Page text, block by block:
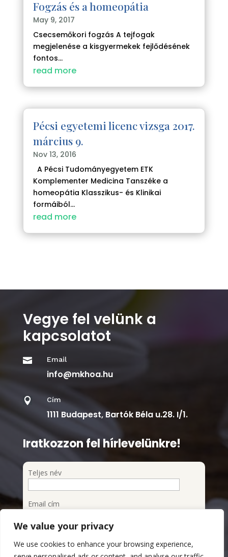
We value your privacy
We use cookies to enhance your browsing experience,
Fogzás és a homeopátia
May 9, 2017
Csecsemőkori fogzás A tejfogak
megjelenése a kisgyermekek fejlődésének
fontos...
read more
Pécsi egyetemi licenc vizsga 2017.
március 9.
Nov 13, 2016
A Pécsi Tudományegyetem ETK
Komplementer Medicina Tanszéke a
homeopátia Klasszikus- és Klinikai
formáiból...
read more
Vegye fel velünk a
kapcsolatot
 Email
info@mkhoa.hu
 Cím
1111 Budapest, Bartók Béla u.28. I/1.
Iratkozzon fel hírlevelünkre!
Teljes név
Email cím
Megismertem és elfogadom az Adatvédelmi